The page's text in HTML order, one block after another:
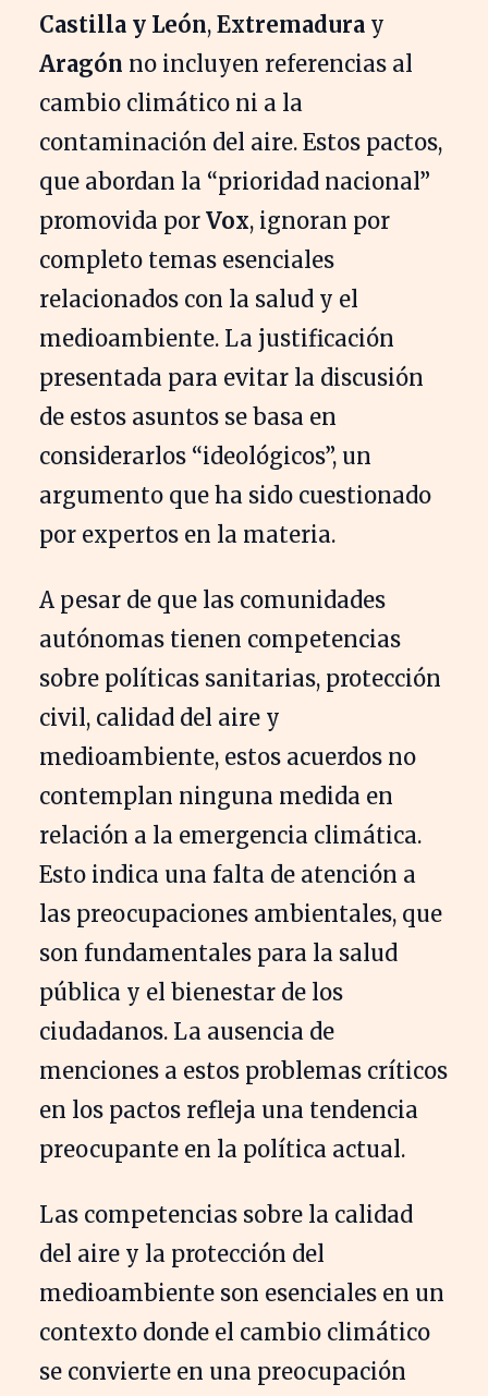
Castilla y León, Extremadura y
Aragón no incluyen referencias al
cambio climático ni a la
contaminación del aire. Estos pactos,
que abordan la “prioridad nacional”
promovida por Vox, ignoran por
completo temas esenciales
relacionados con la salud y el
medioambiente. La justificación
presentada para evitar la discusión
de estos asuntos se basa en
considerarlos “ideológicos”, un
argumento que ha sido cuestionado
por expertos en la materia.
A pesar de que las comunidades
autónomas tienen competencias
sobre políticas sanitarias, protección
civil, calidad del aire y
medioambiente, estos acuerdos no
contemplan ninguna medida en
relación a la emergencia climática.
Esto indica una falta de atención a
las preocupaciones ambientales, que
son fundamentales para la salud
pública y el bienestar de los
ciudadanos. La ausencia de
menciones a estos problemas críticos
en los pactos refleja una tendencia
preocupante en la política actual.
Las competencias sobre la calidad
del aire y la protección del
medioambiente son esenciales en un
contexto donde el cambio climático
se convierte en una preocupación